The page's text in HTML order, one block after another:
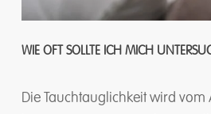
WIE OFT SOLLTE ICH MICH
Die Tauchtauglichkeit wird vom